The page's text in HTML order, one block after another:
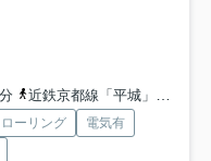
近鉄京都線「平城」駅 徒歩25分
ーリング
電気有